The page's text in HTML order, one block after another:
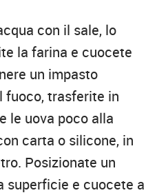
con il sale, lo
la farina e cuocete
un impasto
fuoco, trasferite in
le uova poco alla
carta o silicone, in
Posizionate un
superficie e cuocete a